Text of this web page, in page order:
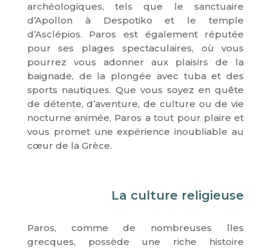
archéologiques, tels que le sanctuaire
d’Apollon à Despotiko et le temple
d’Asclépios. Paros est également réputée
pour ses plages spectaculaires, où vous
pourrez vous adonner aux plaisirs de la
baignade, de la plongée avec tuba et des
sports nautiques. Que vous soyez en quête
de détente, d’aventure, de culture ou de vie
nocturne animée, Paros a tout pour plaire et
vous promet une expérience inoubliable au
cœur de la Grèce.
La culture religieuse
Paros, comme de nombreuses îles
grecques, possède une riche histoire